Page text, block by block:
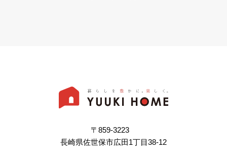
〒859-3223
長崎県佐世保市広田1丁目38-12